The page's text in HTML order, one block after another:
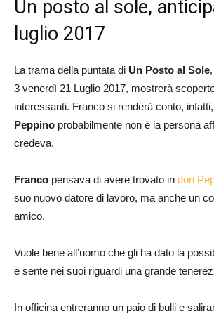
Un posto al sole,
luglio 2017
La trama della puntata di Un Posto al Sole
3 venerdì 21 Luglio 2017, mostrerà
interessanti. Franco si renderà conto,
Peppino probabilmente non è la persona
credeva.
Franco pensava di avere trovato in don
suo nuovo datore di lavoro, ma anche un
amico.
Vuole bene all’uomo che gli ha dato la
e sente nei suoi riguardi una grande
In officina entreranno un paio di bulli e